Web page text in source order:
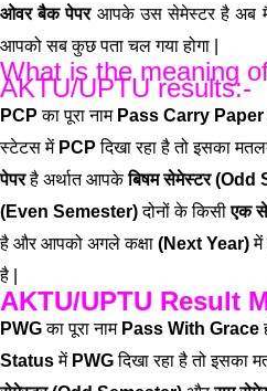
ओवर बैक पेपरआपके उस सेमेस्टर है अब मै
आपको सब कुछ पता चल गया होगा |
What is the meaning
AKTU/UPTU results:-
PCPका पूरा नाम Pass Carry Paper
स्टेटस में PCP दिखा रहा है तो इसका
पेपरहै अर्थात आपकेबिषम सेमेस्टर (Odd
(Even Semester)दोनों के किसीएक
है और आपको अगले कक्षा (Next Year)में
है |
AKTU/UPTU Result
PWGका पूरा नाम Pass With Grace
Statusमें PWGदिखा रहा है तो